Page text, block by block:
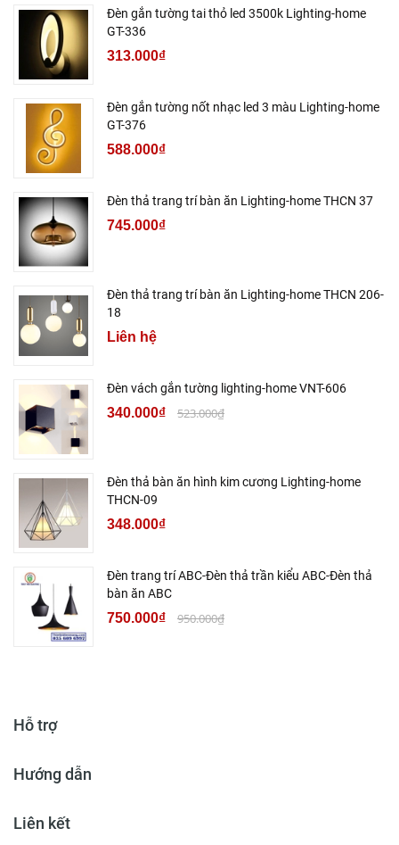
Đèn gắn tường tai thỏ led 3500k Lighting-home
GT-336
313.000₫
Đèn gắn tường nốt nhạc led 3 màu Lighting-home
GT-376
588.000₫
Đèn thả trang trí bàn ăn Lighting-home THCN 37
745.000₫
Đèn thả trang trí bàn ăn Lighting-home THCN 206-
18
Liên hệ
Đèn vách gắn tường lighting-home VNT-606
340.000₫ 523.000₫
Đèn thả bàn ăn hình kim cương Lighting-home
THCN-09
348.000₫
Đèn trang trí ABC-Đèn thả trần kiểu ABC-Đèn thả
bàn ăn ABC
750.000₫ 950.000₫
Hỗ trợ
Hướng dẫn
Liên kết